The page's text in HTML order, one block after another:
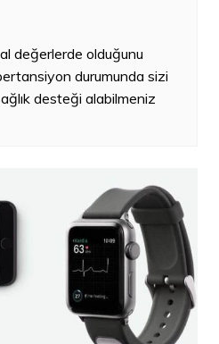
değerlerde olduğunu
durumunda sizi
desteği alabilmeniz